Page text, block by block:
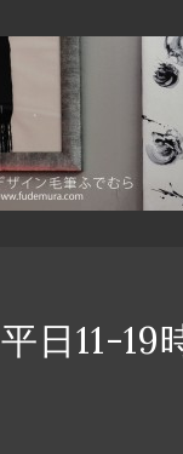
平日11-